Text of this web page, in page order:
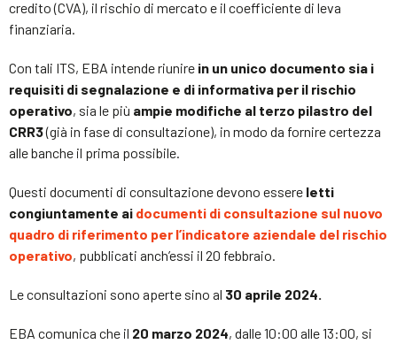
credito (CVA), il rischio di mercato e il coefficiente di leva
finanziaria.
Con tali ITS, EBA intende riunire in un unico documento sia i
requisiti di segnalazione e di informativa per il rischio
operativo, sia le più ampie modifiche al terzo pilastro del
CRR3(già in fase di consultazione), in modo da fornire certezza
alle banche il prima possibile.
Questi documenti di consultazione devono essere letti
congiuntamente ai documenti di consultazione sul nuovo
quadro di riferimento per l’indicatore aziendale del rischio
operativo, pubblicati anch’essi il 20 febbraio.
Le consultazioni sono aperte sino al 30 aprile 2024.
EBA comunica che il 20 marzo 2024, dalle 10:00 alle 13:00, si